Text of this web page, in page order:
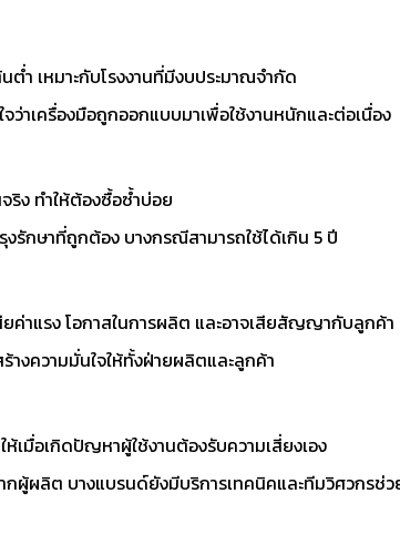
ำ เหมาะกับโรงงานที่มีงบประมาณจำกัด
าเครื่องมือถูกออกแบบมาเพื่อใช้งานหนักและต่อเนื่อง
ริง ทำให้ต้องซื้อซ้ำบ่อย
งรักษาที่ถูกต้อง บางกรณีสามารถใช้ได้เกิน 5 ปี
ค่าแรง โอกาสในการผลิต และอาจเสียสัญญากับลูกค้า
างความมั่นใจให้ทั้งฝ่ายผลิตและลูกค้า
เมื่อเกิดปัญหาผู้ใช้งานต้องรับความเสี่ยงเอง
ากผู้ผลิต บางแบรนด์ยังมีบริการเทคนิคและทีมวิศวกร